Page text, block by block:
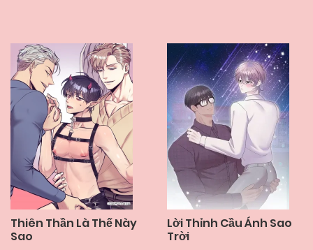
Thiên Thần Là Thế Này
Sao
Lời Thỉnh Cầu Ánh Sao
Trời